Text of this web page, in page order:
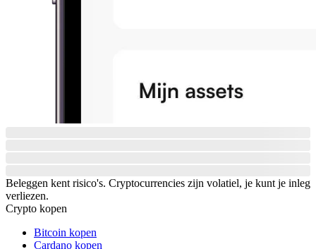
Beleggen kent risico's. Cryptocurrencies zijn volatiel, je kunt je inleg
verliezen.
Crypto kopen
Bitcoin kopen
Cardano kopen